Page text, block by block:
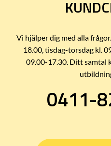
Vi hjälper dig med alla
18.00, tisdag-torsdag kl.
09.00-17.30. Ditt samtal
0411-